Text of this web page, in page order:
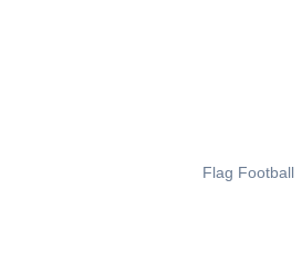
Flag Football